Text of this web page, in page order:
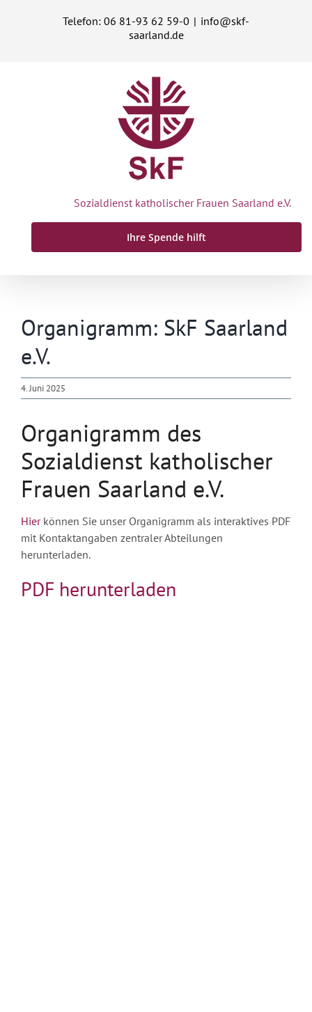
Telefon: 06 81-93 62 59-0 | info@skf-
saarland.de
Sozialdienst katholischer Frauen Saarland e.V.
Ihre Spende hilft
Organigramm: SkF Saarland
e.V.
4. Juni 2025
Organigramm des
Sozialdienst katholischer
Frauen Saarland e.V.
Hierkönnen Sie unser Organigramm als interaktives PDF
mit Kontaktangaben zentraler Abteilungen
herunterladen.
PDF herunterladen